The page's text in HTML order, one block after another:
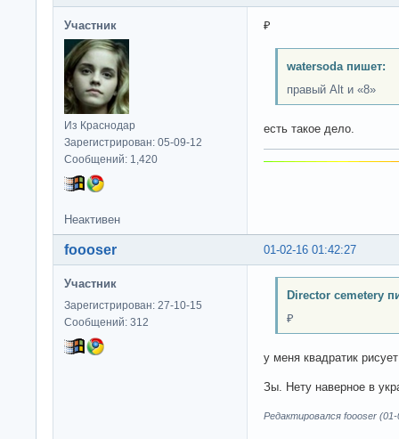
Участник
Из Краснодар
Зарегистрирован: 05-09-12
Сообщений: 1,420
₽
watersoda пишет:
правый Alt и «8»
есть такое дело.
Неактивен
01-02-16 01:42:27
foooser
Участник
Зарегистрирован: 27-10-15
Сообщений: 312
Director cemetery
₽
у меня квадратик рисует
Зы. Нету наверное в
Редактировался foooser